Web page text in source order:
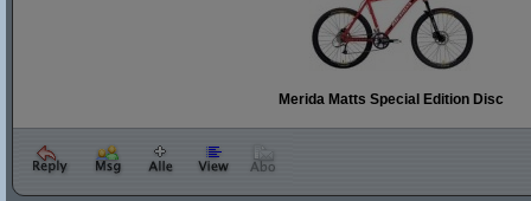
Merida Matts Special Edition Disc